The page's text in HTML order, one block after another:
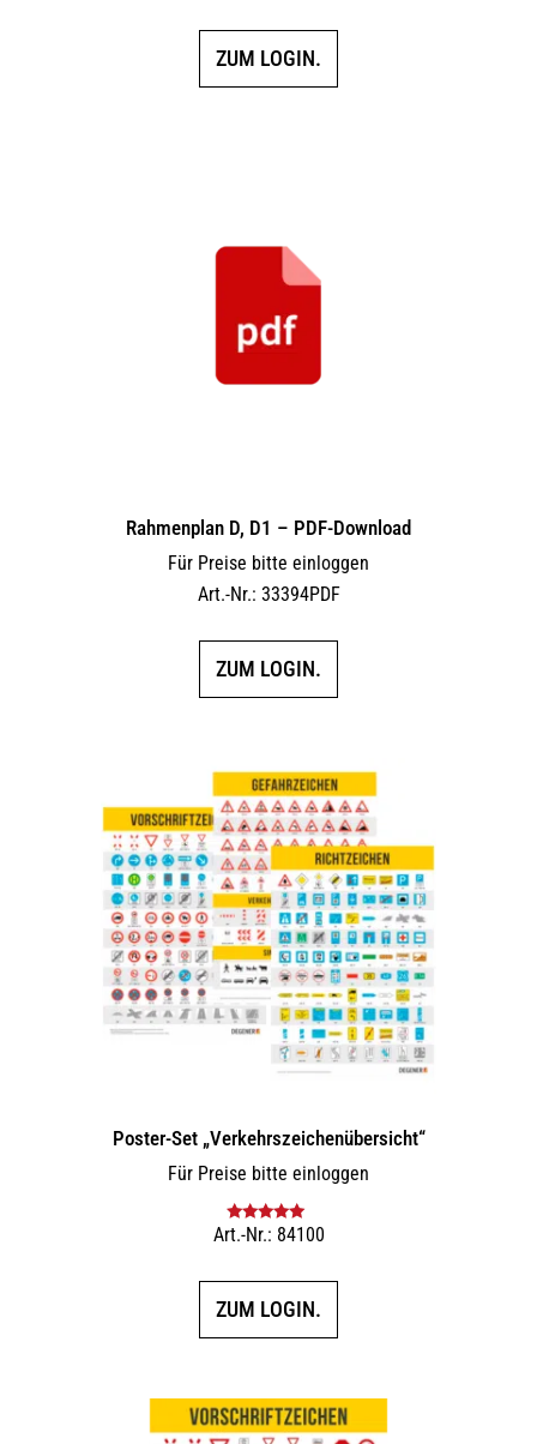
ZUM LOGIN.
Rahmenplan D, D1 – PDF-Download
Für Preise bitte einloggen
Art.-Nr.: 33394PDF
ZUM LOGIN.
Poster-Set „Verkehrszeichenübersicht“
Für Preise bitte einloggen
Bewertet mit
Art.-Nr.: 84100
ZUM LOGIN.